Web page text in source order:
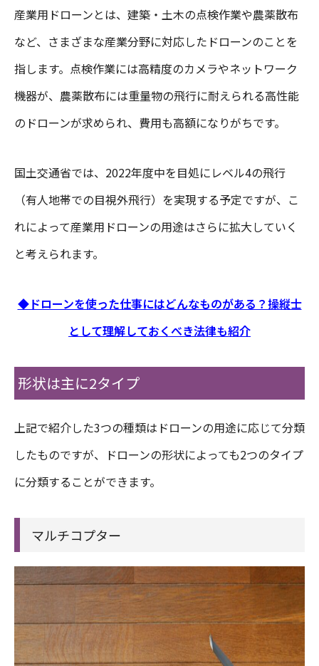
産業用ドローンとは、建築・土木の点検作業や農薬散布
など、さまざまな産業分野に対応したドローンのことを
指します。点検作業には高精度のカメラやネットワーク
機器が、農薬散布には重量物の飛行に耐えられる高性能
のドローンが求められ、費用も高額になりがちです。
国土交通省では、2022年度中を目処にレベル4の飛行
（有人地帯での目視外飛行）を実現する予定ですが、こ
れによって産業用ドローンの用途はさらに拡大していく
と考えられます。
◆ドローンを使った仕事にはどんなものがある？操縦士
として理解しておくべき法律も紹介
形状は主に2タイプ
上記で紹介した3つの種類はドローンの用途に応じて分類
したものですが、ドローンの形状によっても2つのタイプ
に分類することができます。
マルチコプター